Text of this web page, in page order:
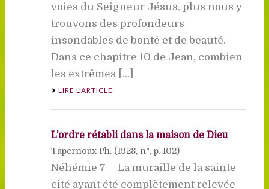
voies du Seigneur Jésus, plus nous y
trouvons des profondeurs
insondables de bonté et de beauté.
Dans ce chapitre 10 de Jean, combien
les extrêmes [...]
LIRE L'ARTICLE
L’ordre rétabli dans la maison de Dieu
Tapernoux Ph. (1928, n°, p. 102)
Néhémie 7 La muraille de la sainte
cité ayant été complètement relevée